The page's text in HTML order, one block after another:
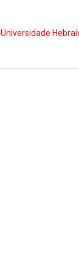
Universidade